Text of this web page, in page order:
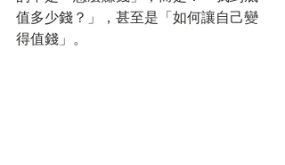
值多少錢？」，甚至是「如何讓自己變
得值錢」。